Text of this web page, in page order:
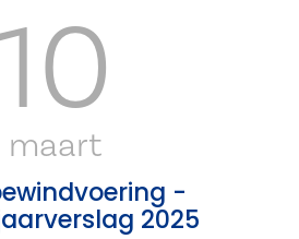
maart
-
2025